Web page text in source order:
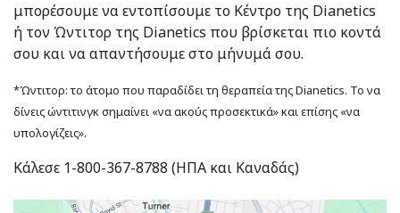
μπορέσουμε να εντοπίσουμε το Κέντρο της Dianetics
ή τον Ώντιτορ της Dianetics που βρίσκεται πιο κοντά
σου και να απαντήσουμε στο μήνυμά σου.
*Ώντιτορ: το άτομο που παραδίδει τη θεραπεία της Dianetics. Το να
δίνεις ώντιτινγκ σημαίνει «να ακούς προσεκτικά» και επίσης «να
υπολογίζεις».
Κάλεσε 1-800-367-8788 (ΗΠΑ και Καναδάς)